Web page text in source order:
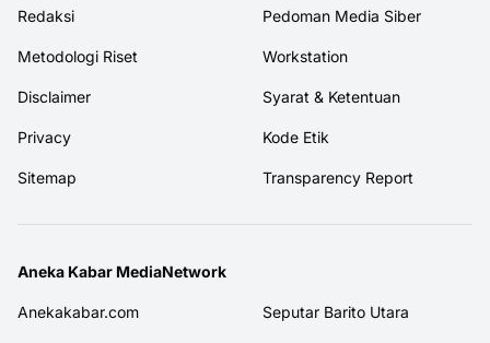
Redaksi Pedoman Media Siber
Metodologi Riset Workstation
Disclaimer Syarat & Ketentuan
Privacy Kode Etik
Sitemap Transparency Report
Aneka Kabar MediaNetwork
Anekakabar.com Seputar Barito Utara